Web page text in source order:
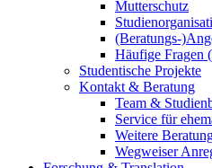
Mutterschutz
(Beratungs-
Häufige Fragen
Studentische Projekte
Kontakt & Beratung
Team &
Service für
Weitere
Wegweiser